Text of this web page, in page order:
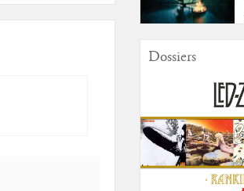
Dossiers